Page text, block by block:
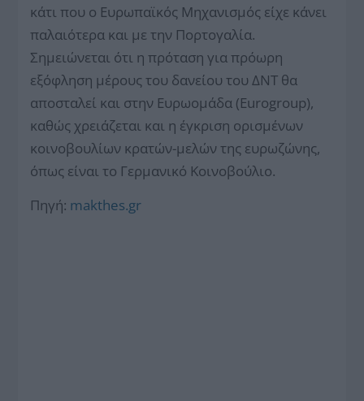
κάτι που ο Ευρωπαϊκός Μηχανισμός είχε κάνει
παλαιότερα και με την Πορτογαλία.
Σημειώνεται ότι η πρόταση για πρόωρη
εξόφληση μέρους του δανείου του ΔΝΤ θα
αποσταλεί και στην Ευρωομάδα (Eurogroup),
καθώς χρειάζεται και η έγκριση ορισμένων
κοινοβουλίων κρατών-μελών της ευρωζώνης,
όπως είναι το Γερμανικό Κοινοβούλιο.
Πηγή: makthes.gr